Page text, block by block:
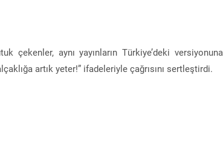
çekenler, aynı yayınların Türkiye’deki versiyonuna
artık yeter!” ifadeleriyle çağrısını sertleştirdi.